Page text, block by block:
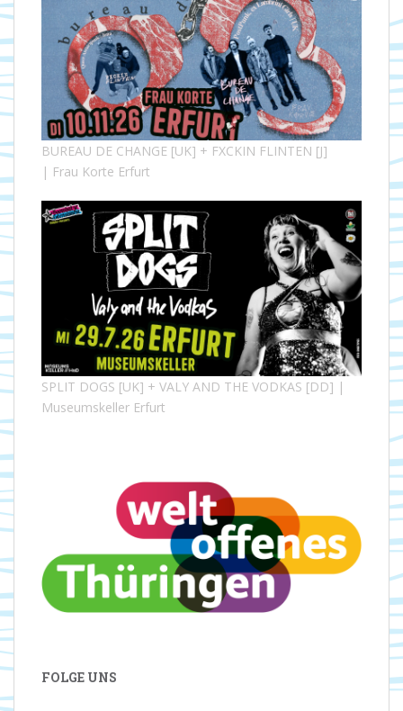
BUREAU DE CHANGE [UK] + FXCKIN FLINTEN [J]
| Frau Korte Erfurt
SPLIT DOGS [UK] + VALY AND THE VODKAS [DD] |
Museumskeller Erfurt
FOLGE UNS